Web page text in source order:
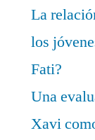
La
los
Fati?
Una
Xavi